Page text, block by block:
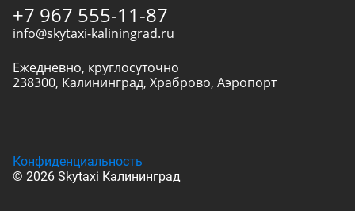
+7 967 555-11-87
info@skytaxi-kaliningrad.ru
Ежедневно, круглосуточно
238300, Калининград, Храброво, Аэропорт
© 2026 Skytaxi Калининград
Конфиденциальность